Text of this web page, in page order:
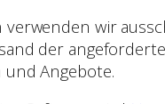
verwenden wir
der
Angebote.